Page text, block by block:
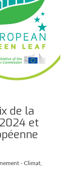
de la
et
- Climat